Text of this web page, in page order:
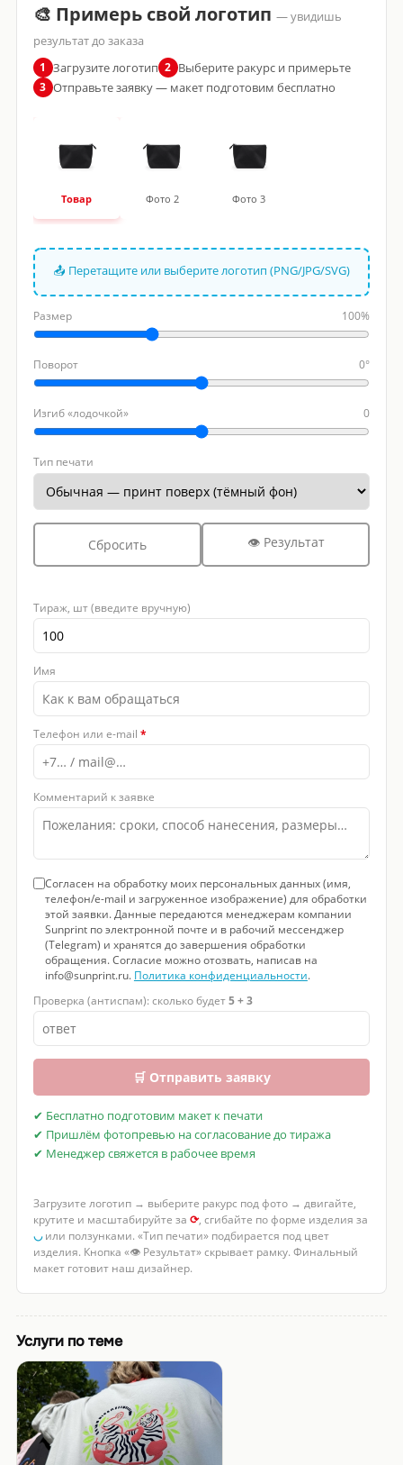
🎨 Примерь свой логотип — увидишь
результат до заказа
1 Загрузите логотип 2 Выберите ракурс и примерьте
3 Отправьте заявку — макет подготовим бесплатно
Товар Фото 2 Фото 3
📤 Перетащите или выберите логотип (PNG/JPG/SVG)
Размер 100%
Поворот 0°
Изгиб «лодочкой» 0
Тип печати
Сбросить 👁 Результат
Тираж, шт (введите вручную)
Имя
Телефон или e-mail *
Комментарий к заявке
Согласен на обработку моих персональных данных (имя,
телефон/e-mail и загруженное изображение) для обработки
этой заявки. Данные передаются менеджерам компании
Sunprint по электронной почте и в рабочий мессенджер
(Telegram) и хранятся до завершения обработки
обращения. Согласие можно отозвать, написав на
info@sunprint.ru. Политика конфиденциальности.
Проверка (антиспам): сколько будет5 + 3
🛒 Отправить заявку
✔ Бесплатно подготовим макет к печати
✔ Пришлём фотопревью на согласование до тиража
✔ Менеджер свяжется в рабочее время
Загрузите логотип → выберите ракурс под фото → двигайте,
крутите и масштабируйте за ⟳, сгибайте по форме изделия за
◡или ползунками. «Тип печати» подбирается под цвет
изделия. Кнопка «👁 Результат» скрывает рамку. Финальный
макет готовит наш дизайнер.
Услуги по теме